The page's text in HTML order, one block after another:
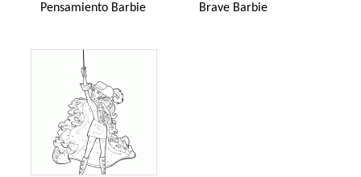
Pensamiento Barbie Brave Barbie